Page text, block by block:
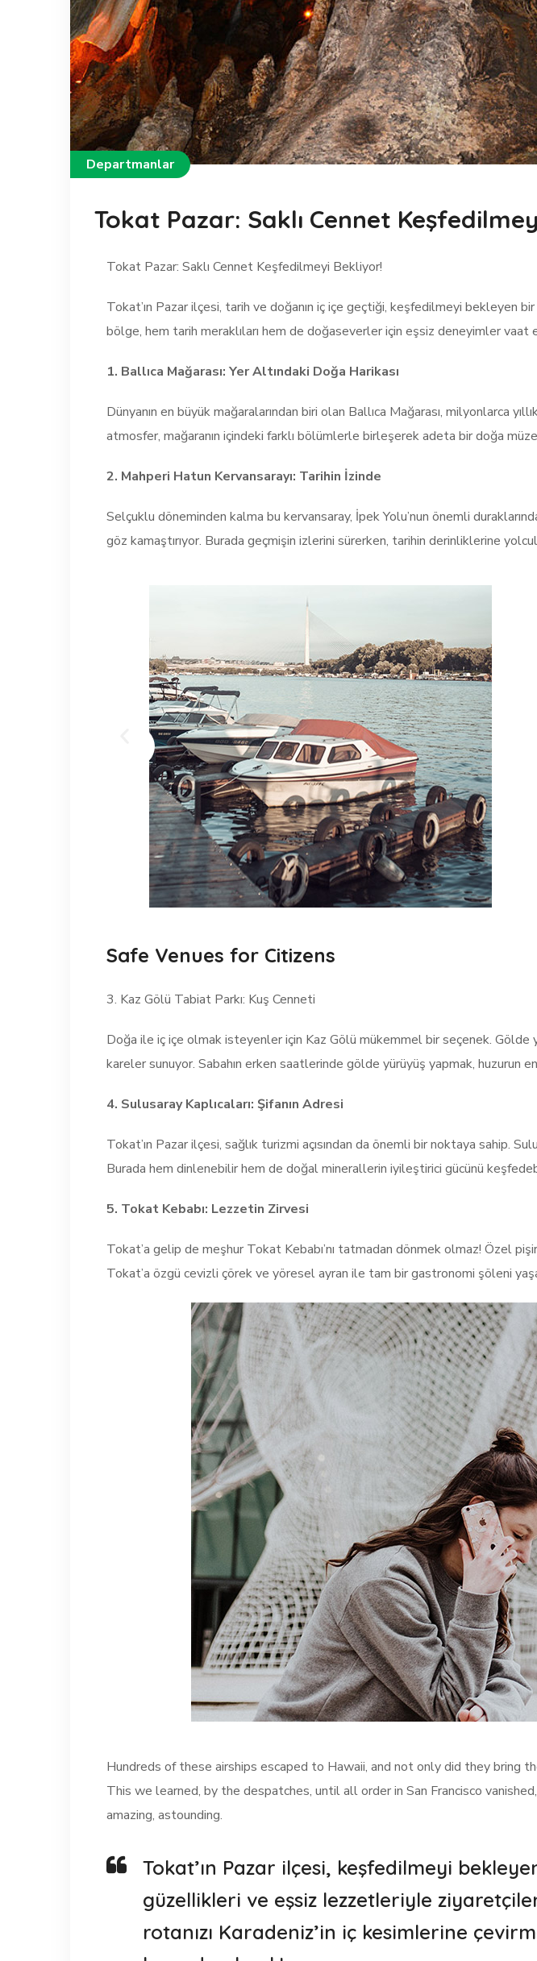
Departmanlar
Tokat Pazar: Saklı Cennet
Tokat Pazar: Saklı Cennet Keşfedilmeyi Bekliyor!
Tokat’ın Pazar ilçesi, tarih ve doğanın iç içe geçtiği, keşfedilmeyi bekleyen
bölge, hem tarih meraklıları hem de doğaseverler için eşsiz deneyimler vaat
1. Ballıca Mağarası: Yer Altındaki Doğa Harikası
Dünyanın en büyük mağaralarından biri olan Ballıca Mağarası, milyonlarca
atmosfer, mağaranın içindeki farklı bölümlerle birleşerek adeta bir doğa
2. Mahperi Hatun Kervansarayı: Tarihin İzinde
Selçuklu döneminden kalma bu kervansaray, İpek Yolu’nun önemli
göz kamaştırıyor. Burada geçmişin izlerini sürerken, tarihin derinliklerine
Safe Venues for Citizens
3. Kaz Gölü Tabiat Parkı: Kuş Cenneti
Doğa ile iç içe olmak isteyenler için Kaz Gölü mükemmel bir seçenek.
kareler sunuyor. Sabahın erken saatlerinde gölde yürüyüş yapmak, huzurun
4. Sulusaray Kaplıcaları: Şifanın Adresi
Tokat’ın Pazar ilçesi, sağlık turizmi açısından da önemli bir noktaya sahip.
Burada hem dinlenebilir hem de doğal minerallerin iyileştirici gücünü
5. Tokat Kebabı: Lezzetin Zirvesi
Tokat’a gelip de meşhur Tokat Kebabı’nı tatmadan dönmek olmaz! Özel
Tokat’a özgü cevizli çörek ve yöresel ayran ile tam bir gastronomi şöleni
Hundreds of these airships escaped to Hawaii, and not only did they
This we learned, by the despatches, until all order in San Francisco
amazing, astounding.
Tokat’ın Pazar ilçesi, keşfedilmeyi
güzellikleri ve eşsiz lezzetleriyle
rotanızı Karadeniz’in iç kesimlerine